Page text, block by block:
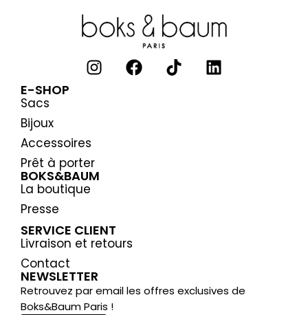
E-SHOP
Sacs
Bijoux
Accessoires
Prêt à porter
BOKS&BAUM
La boutique
Presse
SERVICE CLIENT
Livraison et retours
Contact
NEWSLETTER
Retrouvez par email les offres exclusives de
Boks&Baum Paris !